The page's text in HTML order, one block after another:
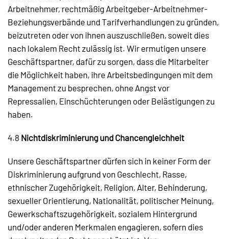
Arbeitnehmer, rechtmäßig Arbeitgeber-Arbeitnehmer-
Beziehungsverbände und Tarifverhandlungen zu gründen,
beizutreten oder von ihnen auszuschließen, soweit dies
nach lokalem Recht zulässig ist. Wir ermutigen unsere
Geschäftspartner, dafür zu sorgen, dass die Mitarbeiter
die Möglichkeit haben, ihre Arbeitsbedingungen mit dem
Management zu besprechen, ohne Angst vor
Repressalien, Einschüchterungen oder Belästigungen zu
haben.
4.8 Nichtdiskriminierung und Chancengleichheit
Unsere Geschäftspartner dürfen sich in keiner Form der
Diskriminierung aufgrund von Geschlecht, Rasse,
ethnischer Zugehörigkeit, Religion, Alter, Behinderung,
sexueller Orientierung, Nationalität, politischer Meinung,
Gewerkschaftszugehörigkeit, sozialem Hintergrund
und/oder anderen Merkmalen engagieren, sofern dies